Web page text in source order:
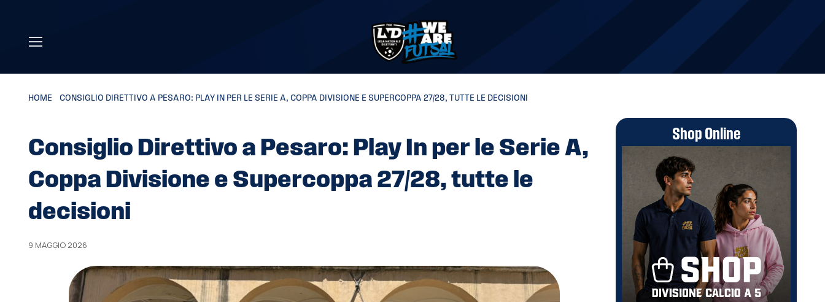
HOME CONSIGLIO DIRETTIVO A PESARO: PLAY IN PER LE SERIE A, COPPA DIVISIONE E SUPERCOPPA 27/28, TUTTE LE DECISIONI
Consiglio Direttivo a Pesaro: Play In per le Serie A,
Coppa Divisione e Supercoppa 27/28, tutte le
decisioni
9 MAGGIO 2026
Shop Online